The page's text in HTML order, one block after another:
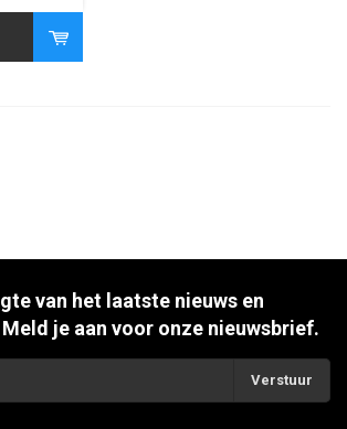
van het laatste nieuws en
je aan voor onze nieuwsbrief.
Verstuur